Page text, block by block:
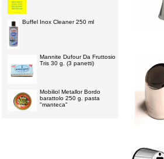
Buffel Inox Cleaner 250 ml
Mannite Dufour Da Fruttosio
Tris 30 g. (3 panetti)
Mobiliol Metallor Bordo
barattolo 250 g. pasta
"manteca"